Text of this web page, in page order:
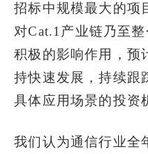
招标中规模最大的项
对Cat.1产业链乃至
积极的影响作用，预
持快速发展，持续跟
具体应用场景的投资
我们认为通信行业全